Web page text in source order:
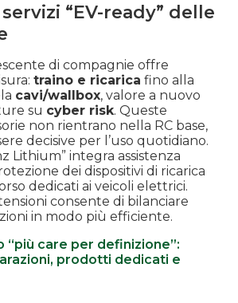
“EV-ready” delle
di compagnie offre
traino e ricarica fino alla
cavi/wallbox, valore a nuovo
su cyber risk. Queste
non rientrano nella RC base,
decisive per l’uso quotidiano.
Lithium” integra assistenza
dei dispositivi di ricarica
dedicati ai veicoli elettrici.
consente di bilanciare
in modo più efficiente.
“più care per definizione”:
prodotti dedicati e